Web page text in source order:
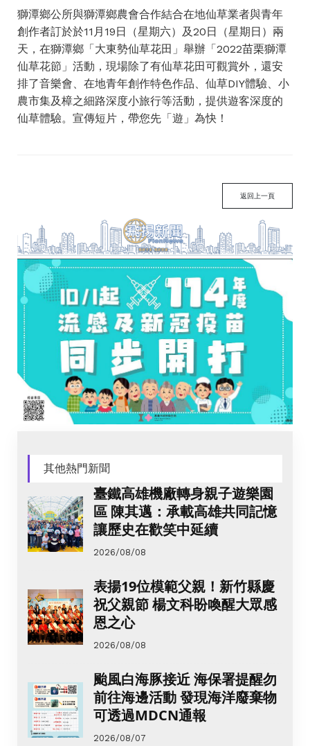
獅潭鄉公所與獅潭鄉農會合作結合在地仙草業者與青年
創作者訂於於11月19日（星期六）及20日（星期日）兩
天，在獅潭鄉「大東勢仙草花田」舉辦「2022苗栗獅潭
仙草花節」活動，現場除了有仙草花田可觀賞外，還安
排了音樂會、在地青年創作特色作品、仙草DIY體驗、小
農市集及樟之細路深度小旅行等活動，提供遊客深度的
仙草體驗。宣傳短片，帶您先「遊」為快！
返回上一頁
其他熱門新聞
臺鐵高雄機廠轉身親子遊樂園
區 陳其邁：承載高雄共同記憶
讓歷史在歡笑中延續
2026/08/08
表揚19位模範父親！新竹縣慶
祝父親節 楊文科盼喚醒大眾感
恩之心
2026/08/08
颱風白海豚接近 海保署提醒勿
前往海邊活動 發現海洋廢棄物
可透過MDCN通報
2026/08/07